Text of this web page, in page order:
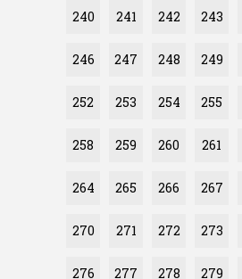
240 241 242 243
246 247 248 249
252 253 254 255
258 259 260 261
264 265 266 267
270 271 272 273
276 277 278 279